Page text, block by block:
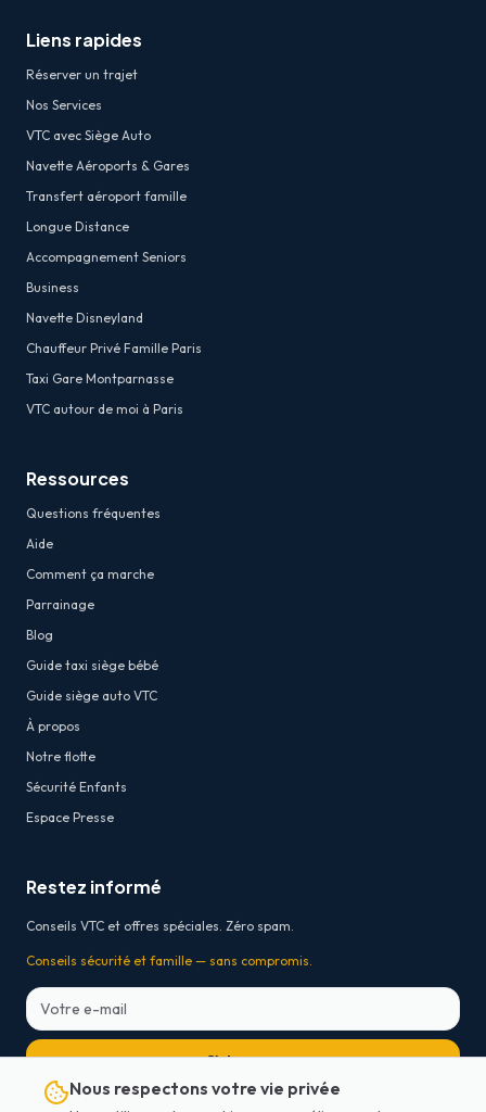
Liens rapides
Réserver un trajet
Nos Services
VTC avec Siège Auto
Navette Aéroports & Gares
Transfert aéroport famille
Longue Distance
Accompagnement Seniors
Business
Navette Disneyland
Chauffeur Privé Famille Paris
Taxi Gare Montparnasse
VTC autour de moi à Paris
Ressources
Questions fréquentes
Aide
Comment ça marche
Parrainage
Blog
Guide taxi siège bébé
Guide siège auto VTC
À propos
Notre flotte
Sécurité Enfants
Espace Presse
Restez informé
Conseils VTC et offres spéciales. Zéro spam.
Conseils sécurité et famille — sans compromis.
S'abonner
Nous respectons votre vie privée